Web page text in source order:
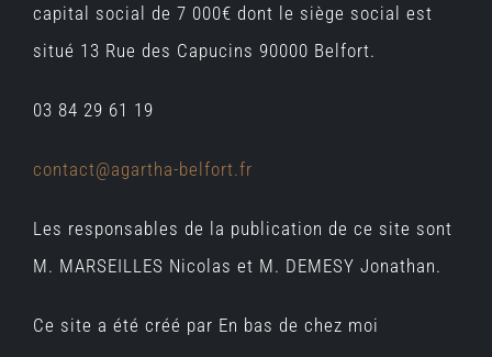
capital social de 7 000€ dont le siège social est
situé 13 Rue des Capucins 90000 Belfort.
03 84 29 61 19
contact@agartha-belfort.fr
Les responsables de la publication de ce site sont
M. MARSEILLES Nicolas et M. DEMESY Jonathan.
Ce site a été créé par En bas de chez moi